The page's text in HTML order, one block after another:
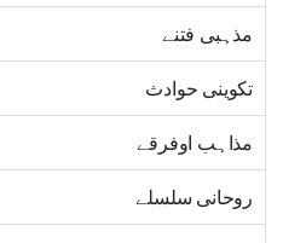
مذہبی فتنے
تکوینی حوادث
مذاہب اوفرقے
روحانی سلسلے